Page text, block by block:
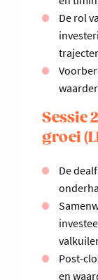
De rol
Sessie
groei
De
Post-
en